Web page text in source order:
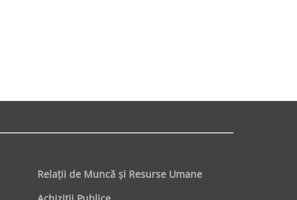
Relaţii de Muncă şi Resurse Umane